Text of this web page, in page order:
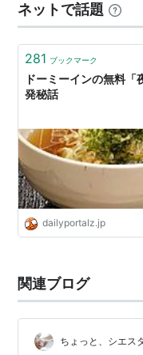
高知県高知市帯屋町
ネットで話題
281 ブックマーク
ドーミーインの無料「
発秘話
dailyportalz.jp
関連ブログ
ちょっと、シエス